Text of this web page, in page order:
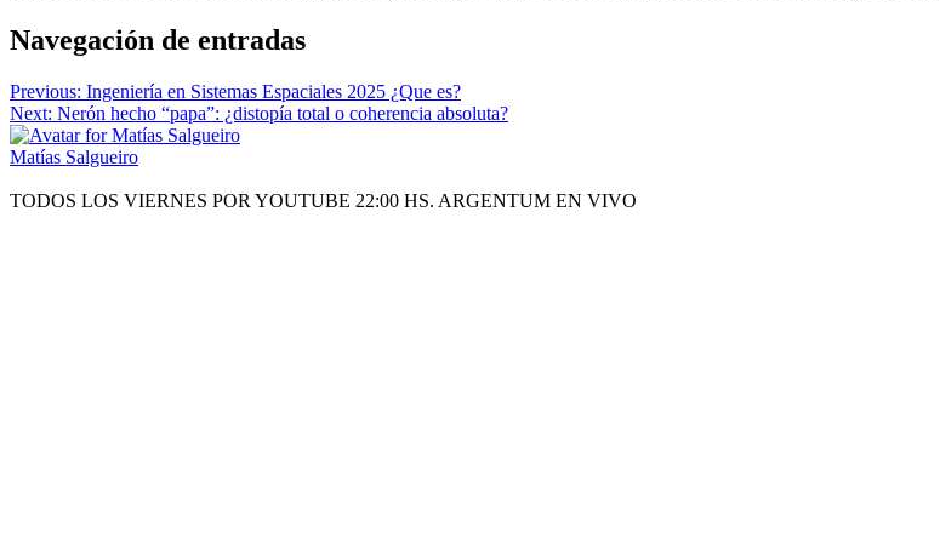
Navegación de entradas
Previous: Ingeniería en Sistemas Espaciales 2025 ¿Que es?
Next: Nerón hecho “papa”: ¿distopía total o coherencia absoluta?
Matías Salgueiro
TODOS LOS VIERNES POR YOUTUBE 22:00 HS. ARGENTUM EN VIVO